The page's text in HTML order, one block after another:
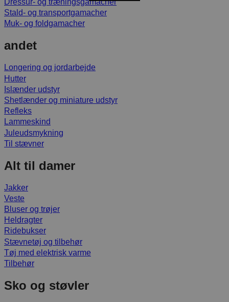
Dressur- og træningsgamacher
Stald- og transportgamacher
Muk- og foldgamacher
andet
Longering og jordarbejde
Hutter
Islænder udstyr
Shetlænder og miniature udstyr
Refleks
Lammeskind
Juleudsmykning
Til stævner
Alt til damer
Jakker
Veste
Bluser og trøjer
Heldragter
Ridebukser
Stævnetøj og tilbehør
Tøj med elektrisk varme
Tilbehør
Sko og støvler